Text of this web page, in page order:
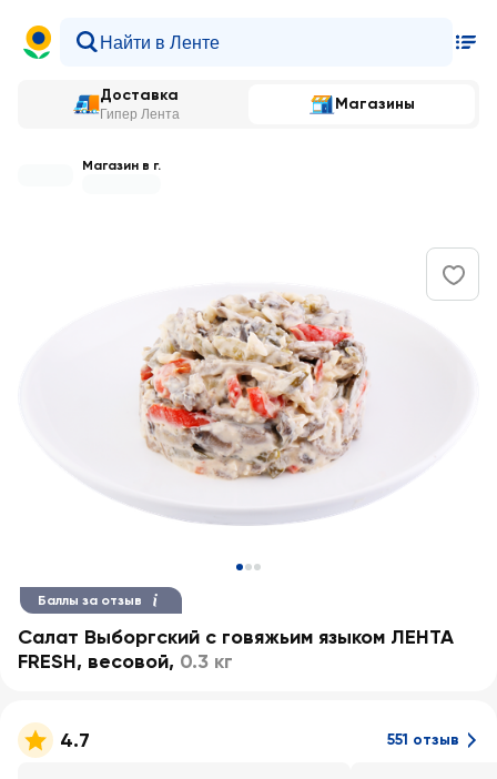
Доставка
Гипер Лента
Магазины
Магазин в г.
Баллы за отзыв
Салат Выборгский с говяжьим языком ЛЕНТА
FRESH, весовой, 0.3 кг
4.7 551 отзыв